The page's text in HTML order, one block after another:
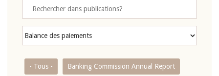
- Tous - Banking Commission Annual Report